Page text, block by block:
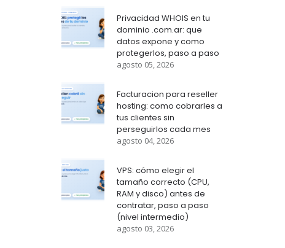
Privacidad WHOIS en tu
dominio .com.ar: que
datos expone y como
protegerlos, paso a paso
agosto 05, 2026
Facturacion para reseller
hosting: como cobrarles a
tus clientes sin
perseguirlos cada mes
agosto 04, 2026
VPS: cómo elegir el
tamaño correcto (CPU,
RAM y disco) antes de
contratar, paso a paso
(nivel intermedio)
agosto 03, 2026